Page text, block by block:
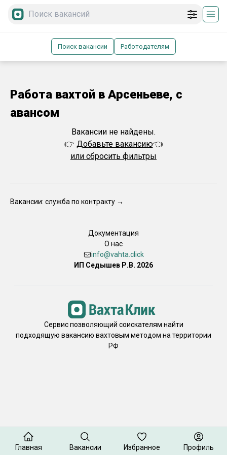
Поиск вакансии Работодателям
Работа вахтой в Арсеньеве, с
авансом
Вакансии не найдены.
👉 Добавьте вакансию👈
или сбросить фильтры
Вакансии: служба по контракту →
Документация
О нас
info@vahta.click
ИП Седышев Р.В. 2026
Сервис позволяющий соискателям найти
подходящую вакансию вахтовым методом на территории
РФ
Главная Вакансии Избранное Профиль